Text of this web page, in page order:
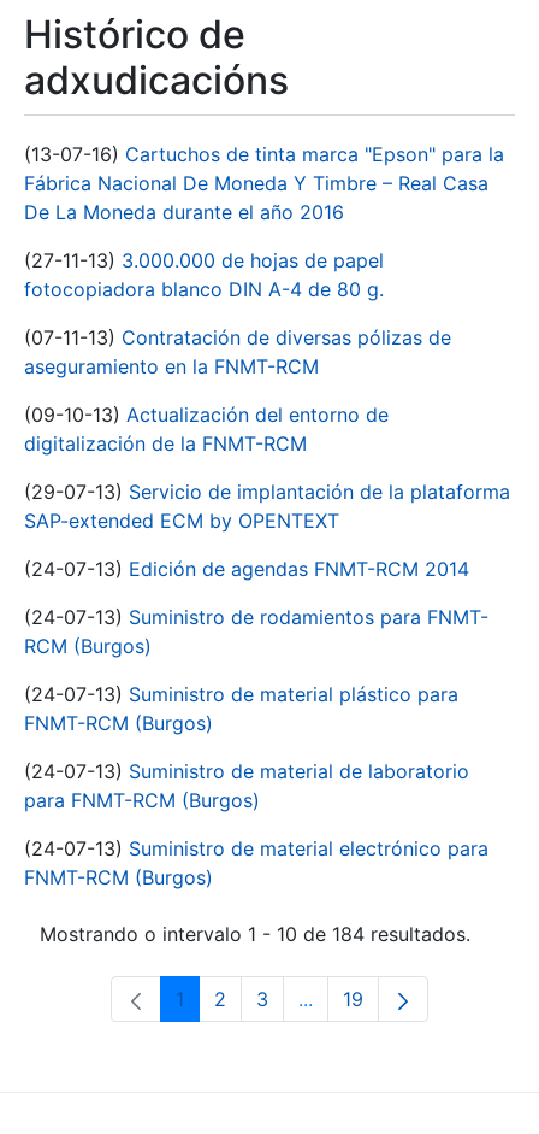
Histórico de
adxudicacións
(13-07-16) Cartuchos de tinta marca "Epson" para la
Fábrica Nacional De Moneda Y Timbre – Real Casa
De La Moneda durante el año 2016
(27-11-13) 3.000.000 de hojas de papel
fotocopiadora blanco DIN A-4 de 80 g.
(07-11-13) Contratación de diversas pólizas de
aseguramiento en la FNMT-RCM
(09-10-13) Actualización del entorno de
digitalización de la FNMT-RCM
(29-07-13) Servicio de implantación de la plataforma
SAP-extended ECM by OPENTEXT
(24-07-13) Edición de agendas FNMT-RCM 2014
(24-07-13) Suministro de rodamientos para FNMT-
RCM (Burgos)
(24-07-13) Suministro de material plástico para
FNMT-RCM (Burgos)
(24-07-13) Suministro de material de laboratorio
para FNMT-RCM (Burgos)
(24-07-13) Suministro de material electrónico para
FNMT-RCM (Burgos)
Mostrando o intervalo 1 - 10 de 184 resultados.
Páxina
1 Páxina
2 Páxina
3 ...Páxinas intermedias Use
Páxina
19